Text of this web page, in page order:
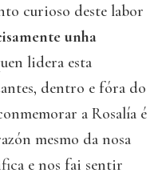
curioso deste labor
unha
lidera esta
dentro e fóra do
a Rosalía é
mesmo da nosa
e nos fai sentir